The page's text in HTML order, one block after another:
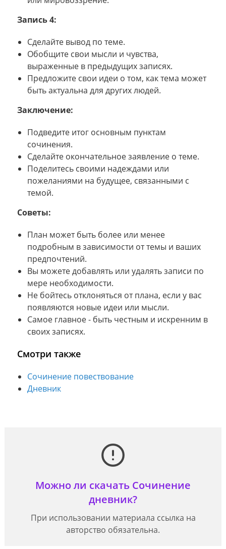
Запись 4:
Сделайте вывод по теме.
Обобщите свои мысли и чувства,
выраженные в предыдущих записях.
Предложите свои идеи о том, как тема может
быть актуальна для других людей.
Заключение:
Подведите итог основным пунктам
сочинения.
Сделайте окончательное заявление о теме.
Поделитесь своими надеждами или
пожеланиями на будущее, связанными с
темой.
Советы:
План может быть более или менее
подробным в зависимости от темы и ваших
предпочтений.
Вы можете добавлять или удалять записи по
мере необходимости.
Не бойтесь отклоняться от плана, если у вас
появляются новые идеи или мысли.
Самое главное - быть честным и искренним в
своих записях.
Смотри также
Сочинение повествование
Дневник
Можно ли скачать Сочинение
дневник?
При использовании материала ссылка на
авторство обязательна.